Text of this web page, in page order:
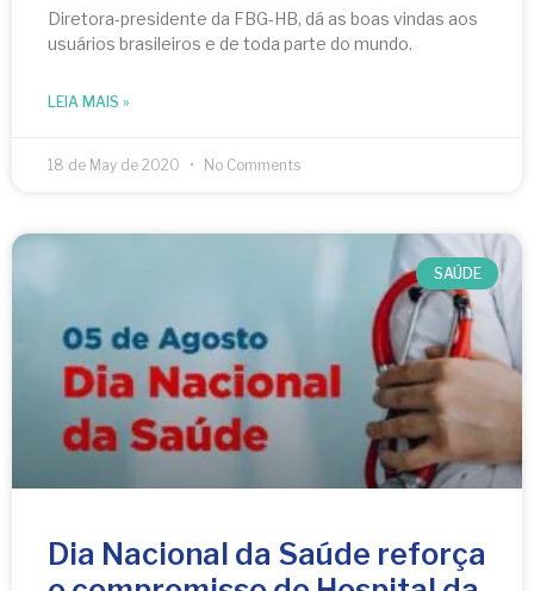
Diretora-presidente da FBG-HB, dá as boas vindas aos
usuários brasileiros e de toda parte do mundo.
LEIA MAIS »
18 de May de 2020 No Comments
SAÚDE
Dia Nacional da Saúde reforça